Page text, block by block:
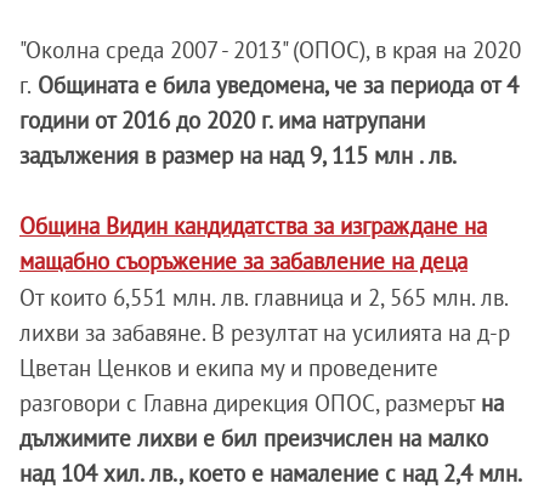
"Околна среда 2007 - 2013" (ОПОС), в края на 2020
г. Общината е била уведомена, че за периода от 4
години от 2016 до 2020 г. има натрупани
задължения в размер на над 9, 115 млн . лв.
Община Видин кандидатства за изграждане на
мащабно съоръжение за забавление на деца
От които 6,551 млн. лв. главница и 2, 565 млн. лв.
лихви за забавяне. В резултат на усилията на д-р
Цветан Ценков и екипа му и проведените
разговори с Главна дирекция ОПОС, размерът на
дължимите лихви е бил преизчислен на малко
над 104 хил. лв., което е намаление с над 2,4 млн.